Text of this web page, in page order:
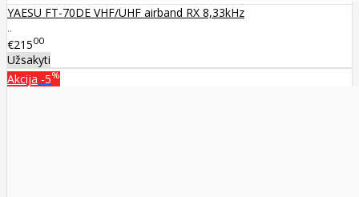
YAESU FT-70DE VHF/UHF airband RX 8,33kHz
..
€21500
Užsakyti
Akcija -5%